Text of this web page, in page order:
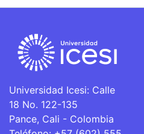
Universidad Icesi: Calle
18 No. 122-135
Pance, Cali - Colombia